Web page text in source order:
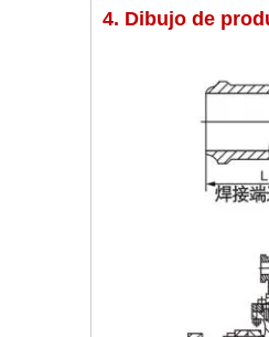
4. Dibujo de